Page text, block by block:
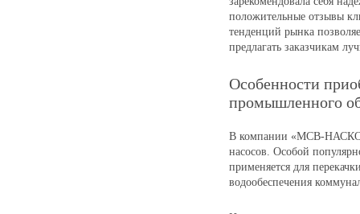
положительные отзывы
тенденций рынка
предлагать заказчикам
Особенности
промышленного
В компании «МСВ-
насосов. Особой
применяется для
водообеспечения